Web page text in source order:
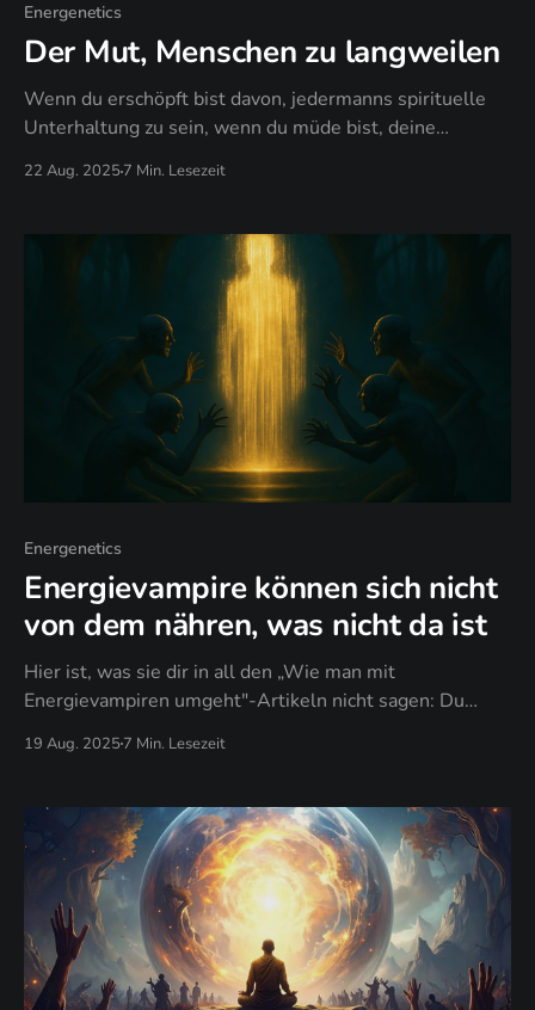
Energenetics
Der Mut, Menschen zu langweilen
Wenn du erschöpft bist davon, jedermanns spirituelle
Unterhaltung zu sein, wenn du müde bist, deine
Erleuchtung aufzuführen, wenn du bereit bist,
aufzuhören, deinen Wert durch deine Einsichten zu
22 Aug. 2025 7 Min. Lesezeit
Energenetics
Energievampire können sich nicht
von dem nähren, was nicht da ist
Hier ist, was sie dir in all den „Wie man mit
Energievampiren umgeht"-Artikeln nicht sagen: Du
nicht verfügbar bist.
19 Aug. 2025 7 Min. Lesezeit